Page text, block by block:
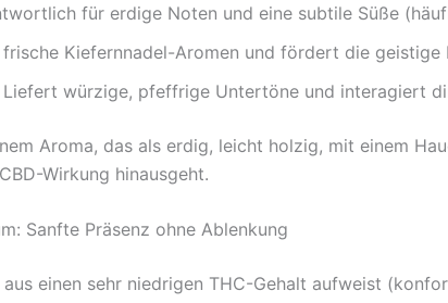
für erdige Noten und eine subtile Süße
Kiefernnadel-Aromen und fördert die geistige
Liefert würzige, pfeffrige Untertöne und interagiert
Aroma, das als erdig, leicht holzig, mit einem
Wirkung hinausgeht.
Sanfte Präsenz ohne Ablenkung
einen sehr niedrigen THC-Gehalt aufweist